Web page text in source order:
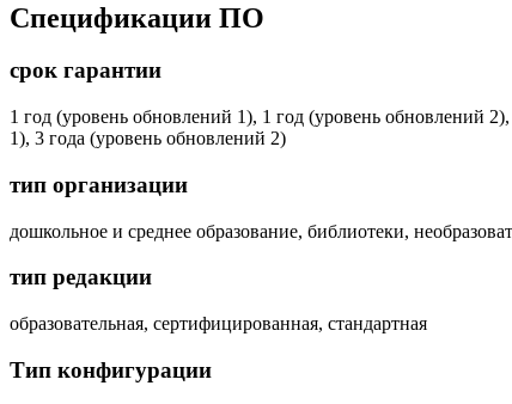
Спецификации ПО
срок гарантии
1 год (уровень обновлений 1), 1 год (уровень обновлений
1), 3 года (уровень обновлений 2)
тип организации
дошкольное и среднее образование, библиотеки,
тип редакции
образовательная, сертифицированная, стандартная
Тип конфигурации